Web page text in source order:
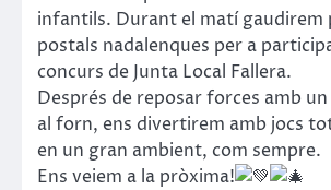
infantils. Durant el matí gaudirem
postals nadalenques per a
concurs de Junta Local Fallera.
Després de reposar forces amb
al forn, ens divertirem amb jocs
en un gran ambient, com sempre.
Ens veiem a la pròxima!